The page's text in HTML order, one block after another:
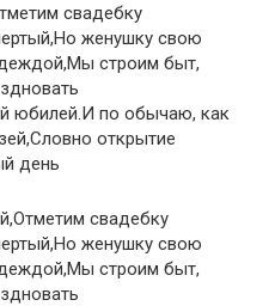
свадебку
женушку свою
строим быт,
юбилей.И по обычаю, как
открытие
день
свадебку
женушку свою
строим быт,